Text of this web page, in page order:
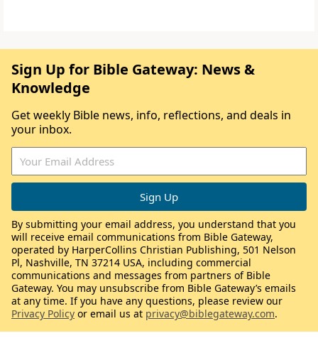
Sign Up for Bible Gateway: News &
Knowledge
Get weekly Bible news, info, reflections, and deals in
your inbox.
By submitting your email address, you understand that you
will receive email communications from Bible Gateway,
operated by HarperCollins Christian Publishing, 501 Nelson
Pl, Nashville, TN 37214 USA, including commercial
communications and messages from partners of Bible
Gateway. You may unsubscribe from Bible Gateway’s emails
at any time. If you have any questions, please review our
Privacy Policy or email us at privacy@biblegateway.com.